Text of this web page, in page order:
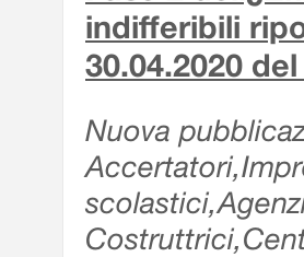
indifferibili
30.04.2020
Nuova